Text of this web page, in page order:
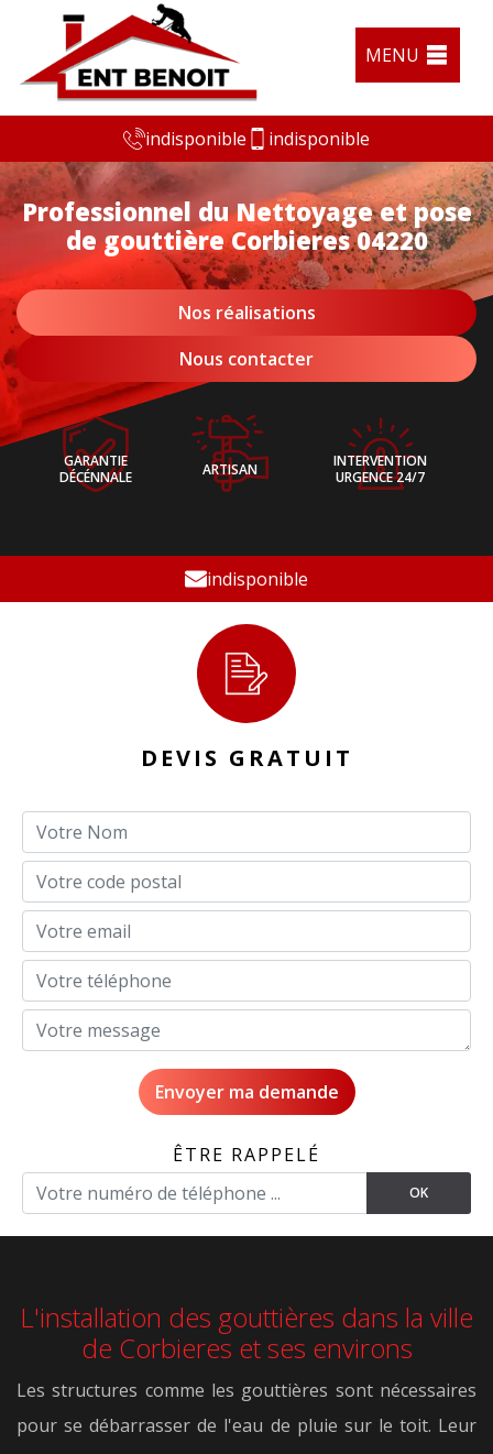
MENU
indisponible indisponible
Professionnel du Nettoyage et pose
de gouttière Corbieres 04220
Nos réalisations
Nous contacter
GARANTIE
DÉCÉNNALE
ARTISAN
INTERVENTION
URGENCE 24/7
indisponible
DEVIS GRATUIT
ÊTRE RAPPELÉ
L'installation des gouttières dans la ville
de Corbieres et ses environs
Les structures comme les gouttières sont nécessaires
pour se débarrasser de l'eau de pluie sur le toit. Leur